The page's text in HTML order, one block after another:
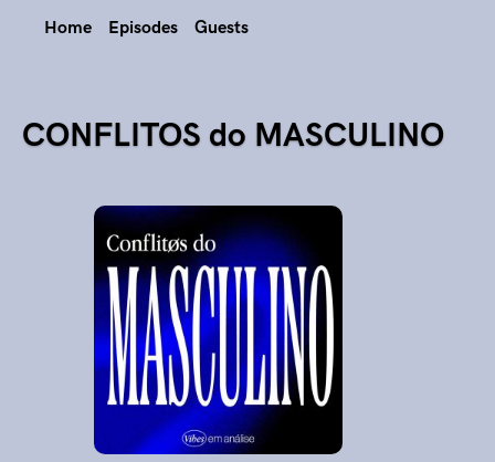
Home Episodes Guests
CONFLITOS do MASCULINO